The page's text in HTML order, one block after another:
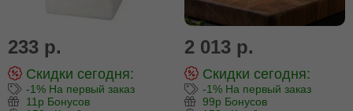
233 р.
Скидки сегодня:
-1% На первый заказ
11р Бонусов
2 013 р.
Скидки сегодня:
-1% На первый заказ
99р Бонусов